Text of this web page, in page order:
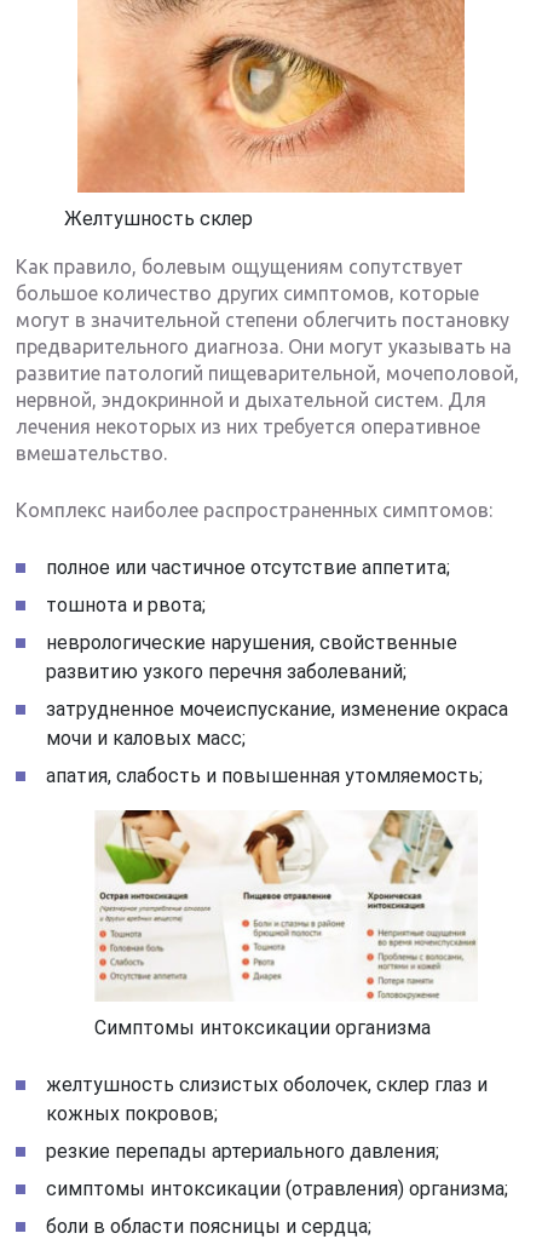
Желтушность склер
Как правило, болевым ощущениям сопутствует
большое количество других симптомов, которые
могут в значительной степени облегчить постановку
предварительного диагноза. Они могут указывать на
развитие патологий пищеварительной, мочеполовой,
нервной, эндокринной и дыхательной систем. Для
лечения некоторых из них требуется оперативное
вмешательство.
Комплекс наиболее распространенных симптомов:
полное или частичное отсутствие аппетита;
тошнота и рвота;
неврологические нарушения, свойственные
развитию узкого перечня заболеваний;
затрудненное мочеиспускание, изменение окраса
мочи и каловых масс;
апатия, слабость и повышенная утомляемость;
Симптомы интоксикации организма
желтушность слизистых оболочек, склер глаз и
кожных покровов;
резкие перепады артериального давления;
симптомы интоксикации (отравления) организма;
боли в области поясницы и сердца;